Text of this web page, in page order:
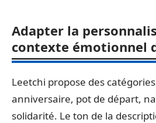
Adapter la
contexte émotionnel
Leetchi propose des
anniversaire, pot de départ,
solidarité. Le ton de la